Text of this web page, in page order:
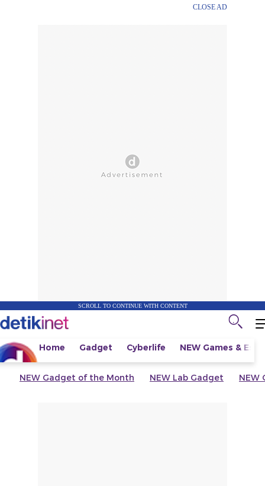
CLOSE AD
SCROLL TO CONTINUE WITH CONTENT
Home Gadget Cyberlife NEW Games &
NEW Gadget of the Month NEW Lab Gadget NEW